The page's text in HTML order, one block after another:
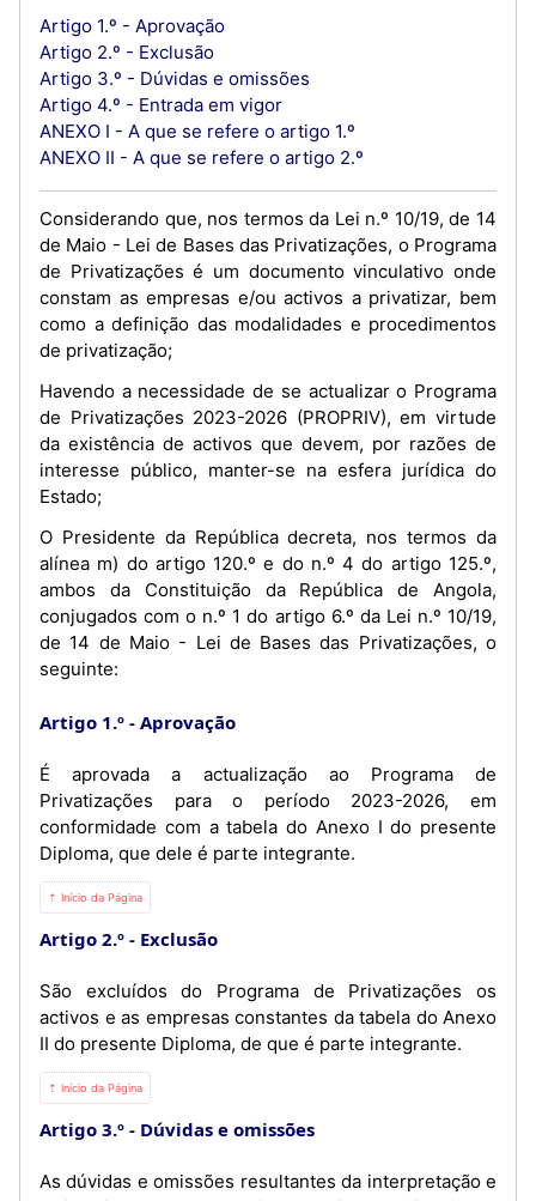
Artigo 1.º - Aprovação
Artigo 2.º - Exclusão
Artigo 3.º - Dúvidas e omissões
Artigo 4.º - Entrada em vigor
ANEXO I - A que se refere o artigo 1.º
ANEXO II - A que se refere o artigo 2.º
Considerando que, nos termos da Lei n.º 10/19, de 14
de Maio - Lei de Bases das Privatizações, o Programa
de Privatizações é um documento vinculativo onde
constam as empresas e/ou activos a privatizar, bem
como a definição das modalidades e procedimentos
de privatização;
Havendo a necessidade de se actualizar o Programa
de Privatizações 2023-2026 (PROPRIV), em virtude
da existência de activos que devem, por razões de
interesse público, manter-se na esfera jurídica do
Estado;
O Presidente da República decreta, nos termos da
alínea m) do artigo 120.º e do n.º 4 do artigo 125.º,
ambos da Constituição da República de Angola,
conjugados com o n.º 1 do artigo 6.º da Lei n.º 10/19,
de 14 de Maio - Lei de Bases das Privatizações, o
seguinte:
Artigo 1.º Aprovação
É aprovada a actualização ao Programa de
Privatizações para o período 2023-2026, em
conformidade com a tabela do Anexo I do presente
Diploma, que dele é parte integrante.
⇡ Início da Página
Artigo 2.º Exclusão
São excluídos do Programa de Privatizações os
activos e as empresas constantes da tabela do Anexo
II do presente Diploma, de que é parte integrante.
⇡ Início da Página
Artigo 3.º Dúvidas e omissões
As dúvidas e omissões resultantes da interpretação e